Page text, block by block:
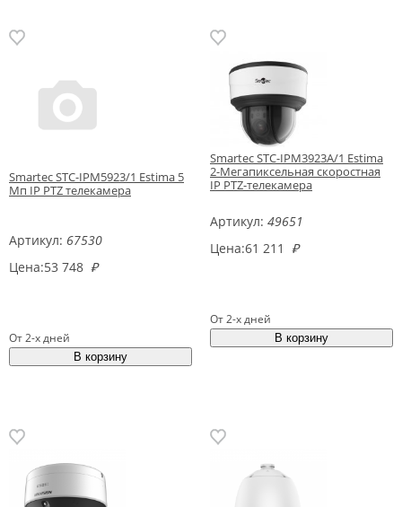
Smartec STC-IPM5923/1 Estima 5
Мп IP PTZ телекамера
Артикул: 67530
Цена:53 748 ₽
От 2-х дней
Smartec STC-IPM3923A/1 Estima
2-Мегапиксельная скоростная
IP PTZ-телекамера
Артикул: 49651
Цена:61 211 ₽
От 2-х дней